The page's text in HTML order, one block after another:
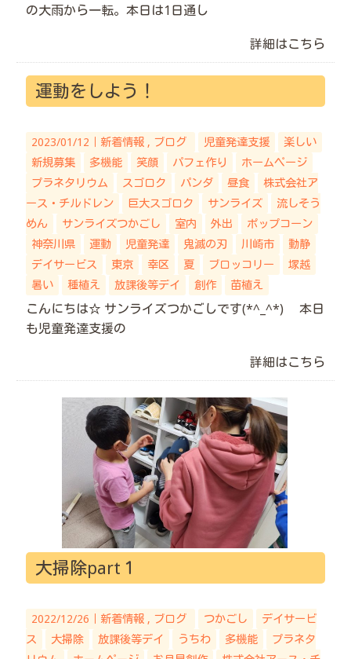
の大雨から一転。本日は1日通し
詳細はこちら
運動をしよう！
2023/01/12｜ 新着情報 ブログ 児童発達支援
楽しい
新規募集
多機能 笑顔 パフェ作り
ホームページ
プラネタリウム
スゴロク パンダ 昼食
株式会社ア
ース・チルドレン
巨大スゴロク サンライズ
流しそう
めん
サンライズつかごし 室内 外出
ポップコーン
神奈川県
運動 児童発達 鬼滅の刃 川崎市
動静
デイサービス
東京 幸区 夏 ブロッコリー
塚越
暑い
種植え 放課後等デイ 創作 苗植え
こんにちは☆ サンライズつかごしです(*^_^*) 本日
も児童発達支援の
詳細はこちら
大掃除part１
2022/12/26｜ 新着情報 ブログ つかごし
デイサービ
ス
大掃除 放課後等デイ うちわ 多機能
プラネタ